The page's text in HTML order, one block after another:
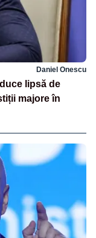
Daniel Onescu
lipsă de
majore în